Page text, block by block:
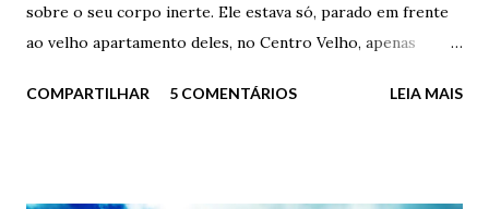
sobre o seu corpo inerte. Ele estava só, parado em frente
ao velho apartamento deles, no Centro Velho, apenas
aqui, parado como um imbecil na frente da minha ex-casa,
COMPARTILHAR 5 COMENTÁRIOS LEIA MAIS